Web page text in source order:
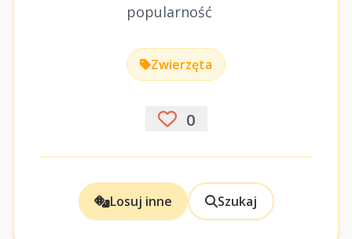
popularność
Zwierzęta
0
Losuj inne Szukaj